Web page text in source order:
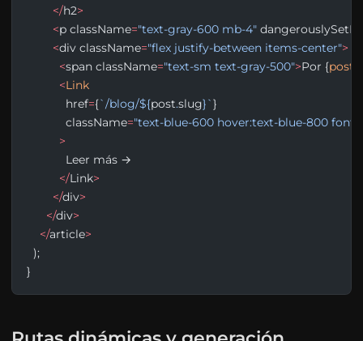
        </
h2>
        <
p className="text-gray-600 mb-4"
        <
div className="flex justify-between items-center">
          <
span className="text-sm text-gray-500">Por {post
          <
Link
            href
={`/blog/${post.slug}`}
            className
="text-blue-600 hover:text-blue-800
          >
            Leer más →
          </
Link>
        </
div>
      </
div>
    </
article>
  );
}